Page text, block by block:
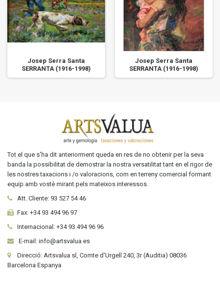
Josep Serra Santa
SERRANTA (1916-1998)
Josep Serra Santa
SERRANTA (1916-1998)
Tot el que s'ha dit anteriorment queda en res de no obtenir per la seva
banda la possibilitat de demostrar la nostra versatilitat tant en el rigor de
les nostres taxacions i /o valoracions, com en terreny comercial formant
equip amb vostè mirant pels mateixos interessos.
Att. Cliente: 93 527 54 46
Fax: +34 93 494 96 97
Internacional: +34 93 494 96 96
E-mail: info@artsvalua.es
Direcció: Artsvalua sl, Comte d'Urgell 240, 3r (Auditia) 08036
Barcelona Espanya